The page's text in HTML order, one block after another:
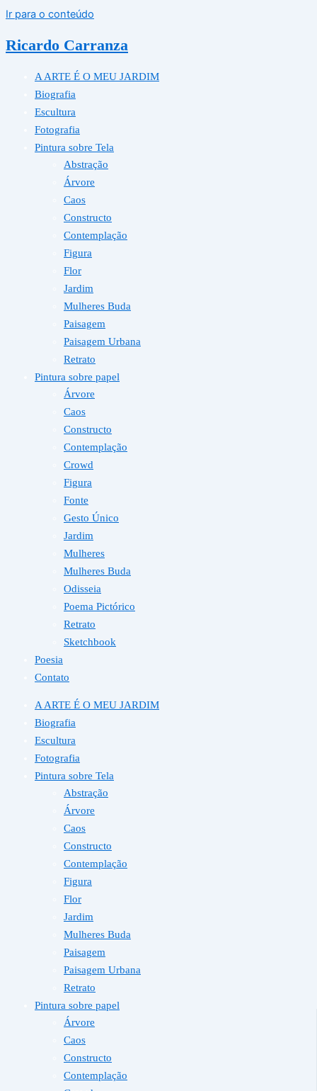
Ir para o conteúdo
Ricardo Carranza
A ARTE É O MEU JARDIM
Biografia
Escultura
Fotografia
Pintura sobre Tela
Abstração
Árvore
Caos
Constructo
Contemplação
Figura
Flor
Jardim
Mulheres Buda
Paisagem
Paisagem Urbana
Retrato
Pintura sobre papel
Árvore
Caos
Constructo
Contemplação
Crowd
Figura
Fonte
Gesto Único
Jardim
Mulheres
Mulheres Buda
Odisseia
Poema Pictórico
Retrato
Sketchbook
Poesia
Contato
A ARTE É O MEU JARDIM
Biografia
Escultura
Fotografia
Pintura sobre Tela
Abstração
Árvore
Caos
Constructo
Contemplação
Figura
Flor
Jardim
Mulheres Buda
Paisagem
Paisagem Urbana
Retrato
Pintura sobre papel
Árvore
Caos
Constructo
Contemplação